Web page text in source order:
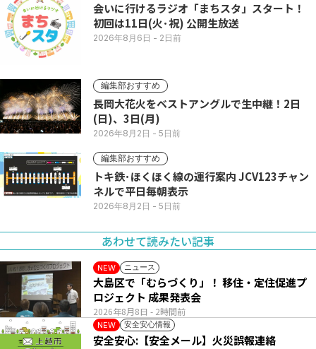
会いに行けるラジオ「まちスタ」スタート！
初回は11日(火･祝) 公開生放送
2026年8月6日 - 2日前
編集部おすすめ
長岡大花火をベストアングルで生中継！2日
(日)、3日(月)
2026年8月2日 - 5日前
編集部おすすめ
トキ鉄･ほくほく線の運行案内 JCV123チャン
ネルで平日毎朝表示
2026年8月2日 - 5日前
あわせて読みたい記事
NEW ニュース
2026年8月8日 - 2時間前
大島区で「むらづくり」！ 移住・定住促進プ
ロジェクト 成果発表会
NEW 安全安心情報
安全安心:【安全メール】火災誤報連絡